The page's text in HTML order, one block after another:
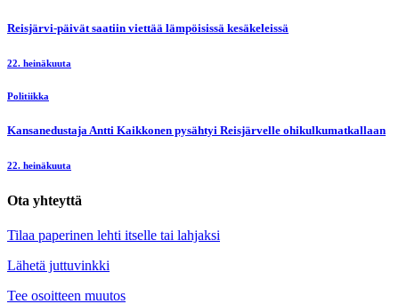
Reisjärvi-päivät saatiin viettää lämpöisissä kesäkeleissä
22. heinäkuuta
Politiikka
Kansanedustaja Antti Kaikkonen pysähtyi Reisjärvelle ohikulkumatkallaan
22. heinäkuuta
Ota yhteyttä
Tilaa paperinen lehti itselle tai lahjaksi
Lähetä juttuvinkki
Tee osoitteen muutos